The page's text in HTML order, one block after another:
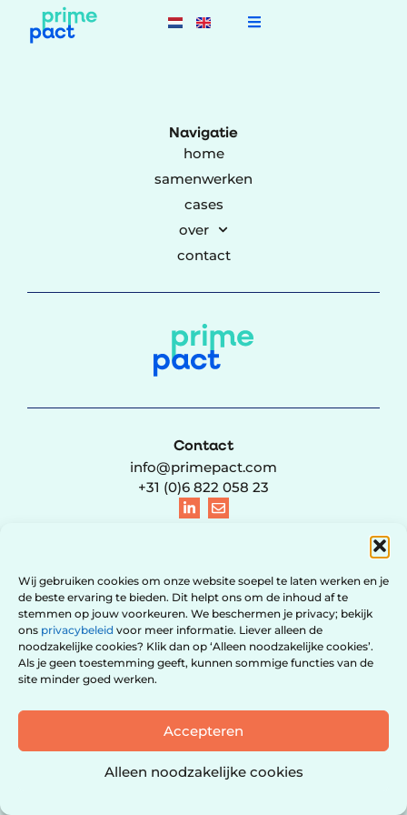
Wij gebruiken cookies om onze website soepel te laten werken en je
de beste ervaring te bieden. Dit helpt ons om de inhoud af te
stemmen op jouw voorkeuren. We beschermen je privacy; bekijk
ons privacybeleid voor meer informatie. Liever alleen de
noodzakelijke cookies? Klik dan op ‘Alleen noodzakelijke cookies’.
Als je geen toestemming geeft, kunnen sommige functies van de
site minder goed werken.
Accepteren
Alleen noodzakelijke cookies
Navigatie
home
samenwerken
cases
over
contact
Contact
info@primepact.com
+31 (0)6 822 058 23
© 2021 – 2026 PRIMEPACT B.V. | KVK 95741003 | BTW
NL867270548B01 |Privacyverklaring & Cookiebeleid| Algemene
voorwaarden |Contact| Website design doorRed Honey